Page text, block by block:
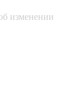
изменении